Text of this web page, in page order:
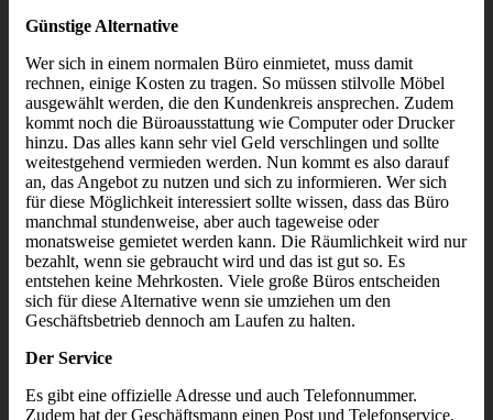
Günstige Alternative
Wer sich in einem normalen Büro einmietet, muss damit
rechnen, einige Kosten zu tragen. So müssen stilvolle Möbel
ausgewählt werden, die den Kundenkreis ansprechen. Zudem
kommt noch die Büroausstattung wie Computer oder Drucker
hinzu. Das alles kann sehr viel Geld verschlingen und sollte
weitestgehend vermieden werden. Nun kommt es also darauf
an, das Angebot zu nutzen und sich zu informieren. Wer sich
für diese Möglichkeit interessiert sollte wissen, dass das Büro
manchmal stundenweise, aber auch tageweise oder
monatsweise gemietet werden kann. Die Räumlichkeit wird nur
bezahlt, wenn sie gebraucht wird und das ist gut so. Es
entstehen keine Mehrkosten. Viele große Büros entscheiden
sich für diese Alternative wenn sie umziehen um den
Geschäftsbetrieb dennoch am Laufen zu halten.
Der Service
Es gibt eine offizielle Adresse und auch Telefonnummer.
Zudem hat der Geschäftsmann einen Post und Telefonservice.